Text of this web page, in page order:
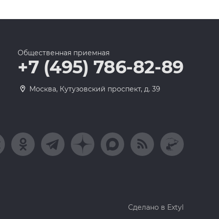
Общественная приемная
+7 (495) 786-82-89
Москва, Кутузовский проспект, д. 39
Сделано в Extyl